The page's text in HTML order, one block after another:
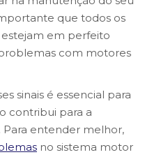
que todos os
em perfeito
com motores
sinais é essencial para
contribui para a
Para entender melhor,
no sistema motor